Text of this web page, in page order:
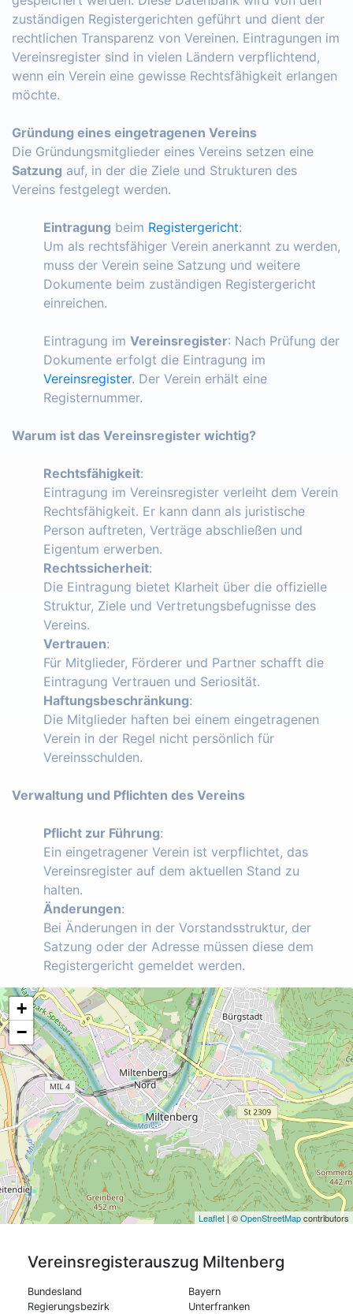
zuständigen Registergerichten geführt und dient der
rechtlichen Transparenz von Vereinen. Eintragungen im
Vereinsregister sind in vielen Ländern verpflichtend,
wenn ein Verein eine gewisse Rechtsfähigkeit erlangen
möchte.
Gründung eines eingetragenen Vereins
Die Gründungsmitglieder eines Vereins setzen eine
Satzung auf, in der die Ziele und Strukturen des
Vereins festgelegt werden.
Eintragung beim Registergericht:
Um als rechtsfähiger Verein anerkannt zu werden,
muss der Verein seine Satzung und weitere
Dokumente beim zuständigen Registergericht
einreichen.
Eintragung im Vereinsregister: Nach Prüfung der
Dokumente erfolgt die Eintragung im
Vereinsregister. Der Verein erhält eine
Registernummer.
Warum ist das Vereinsregister wichtig?
Rechtsfähigkeit:
Eintragung im Vereinsregister verleiht dem Verein
Rechtsfähigkeit. Er kann dann als juristische
Person auftreten, Verträge abschließen und
Eigentum erwerben.
Rechtssicherheit:
Die Eintragung bietet Klarheit über die offizielle
Struktur, Ziele und Vertretungsbefugnisse des
Vereins.
Vertrauen:
Für Mitglieder, Förderer und Partner schafft die
Eintragung Vertrauen und Seriosität.
Haftungsbeschränkung:
Die Mitglieder haften bei einem eingetragenen
Verein in der Regel nicht persönlich für
Vereinsschulden.
Verwaltung und Pflichten des Vereins
Pflicht zur Führung:
Ein eingetragener Verein ist verpflichtet, das
Vereinsregister auf dem aktuellen Stand zu
halten.
Änderungen:
Bei Änderungen in der Vorstandsstruktur, der
Satzung oder der Adresse müssen diese dem
Registergericht gemeldet werden.
+
−
Leaflet | ©OpenStreetMapcontributors
Vereinsregisterauszug Miltenberg
Bundesland
Bayern
Regierungsbezirk
Unterfranken